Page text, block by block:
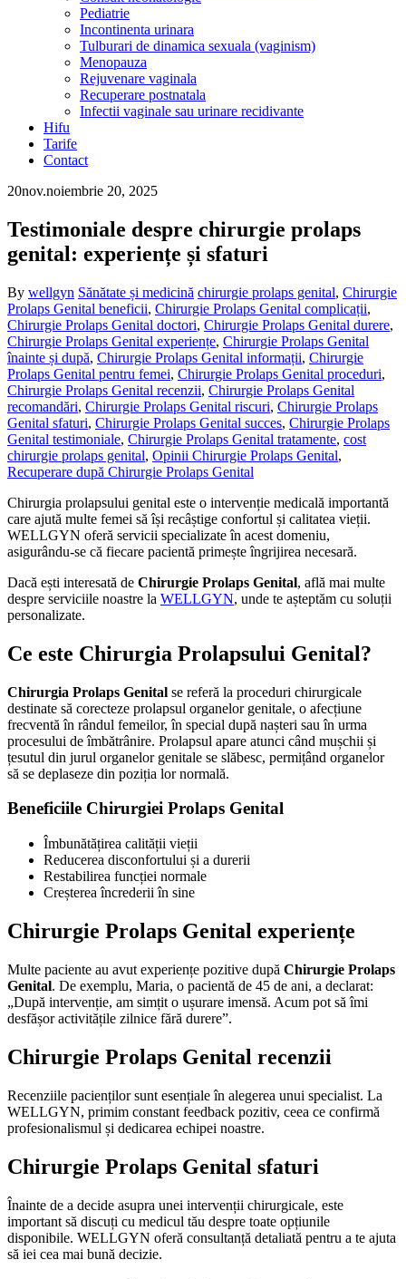
Pediatrie
Incontinenta urinara
Tulburari de dinamica sexuala (vaginism)
Menopauza
Rejuvenare vaginala
Recuperare postnatala
Infectii vaginale sau urinare recidivante
Hifu
Tarife
Contact
20nov.noiembrie 20, 2025
Testimoniale despre chirurgie prolaps
genital: experiențe și sfaturi
By wellgyn Sănătate și medicină chirurgie prolaps genital, Chirurgie
Prolaps Genital beneficii, Chirurgie Prolaps Genital complicații,
Chirurgie Prolaps Genital doctori, Chirurgie Prolaps Genital durere,
Chirurgie Prolaps Genital experiențe, Chirurgie Prolaps Genital
înainte și după, Chirurgie Prolaps Genital informații, Chirurgie
Prolaps Genital pentru femei, Chirurgie Prolaps Genital proceduri,
Chirurgie Prolaps Genital recenzii, Chirurgie Prolaps Genital
recomandări, Chirurgie Prolaps Genital riscuri, Chirurgie Prolaps
Genital sfaturi, Chirurgie Prolaps Genital succes, Chirurgie Prolaps
Genital testimoniale, Chirurgie Prolaps Genital tratamente, cost
chirurgie prolaps genital, Opinii Chirurgie Prolaps Genital,
Recuperare după Chirurgie Prolaps Genital
Chirurgia prolapsului genital este o intervenție medicală importantă
care ajută multe femei să își recâștige confortul și calitatea vieții.
WELLGYN oferă servicii specializate în acest domeniu,
asigurându-se că fiecare pacientă primește îngrijirea necesară.
Dacă ești interesată de Chirurgie Prolaps Genital, află mai multe
despre serviciile noastre la WELLGYN, unde te așteptăm cu soluții
personalizate.
Ce este Chirurgia Prolapsului Genital?
Chirurgia Prolaps Genital se referă la proceduri chirurgicale
destinate să corecteze prolapsul organelor genitale, o afecțiune
frecventă în rândul femeilor, în special după nașteri sau în urma
procesului de îmbătrânire. Prolapsul apare atunci când mușchii și
țesutul din jurul organelor genitale se slăbesc, permițând organelor
să se deplaseze din poziția lor normală.
Beneficiile Chirurgiei Prolaps Genital
Îmbunătățirea calității vieții
Reducerea disconfortului și a durerii
Restabilirea funcției normale
Creșterea încrederii în sine
Chirurgie Prolaps Genital experiențe
Multe paciente au avut experiențe pozitive după Chirurgie Prolaps
Genital. De exemplu, Maria, o pacientă de 45 de ani, a declarat:
„După intervenție, am simțit o ușurare imensă. Acum pot să îmi
desfășor activitățile zilnice fără durere”.
Chirurgie Prolaps Genital recenzii
Recenziile pacienților sunt esențiale în alegerea unui specialist. La
WELLGYN, primim constant feedback pozitiv, ceea ce confirmă
profesionalismul și dedicarea echipei noastre.
Chirurgie Prolaps Genital sfaturi
Înainte de a decide asupra unei intervenții chirurgicale, este
important să discuți cu medicul tău despre toate opțiunile
disponibile. WELLGYN oferă consultanță detaliată pentru a te ajuta
să iei cea mai bună decizie.